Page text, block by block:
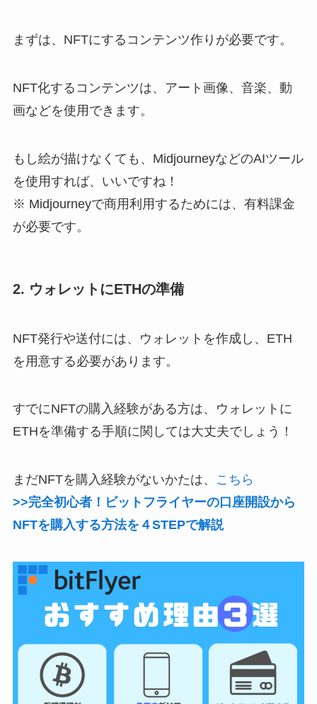
まずは、NFTにするコンテンツ作りが必要です。
NFT化するコンテンツは、アート画像、音楽、動
画などを使用できます。
もし絵が描けなくても、MidjourneyなどのAIツール
を使用すれば、いいですね！
※ Midjourneyで商用利用するためには、有料課金
が必要です。
2. ウォレットにETHの準備
NFT発行や送付には、ウォレットを作成し、ETH
を用意する必要があります。
すでにNFTの購入経験がある方は、ウォレットに
ETHを準備する手順に関しては大丈夫でしょう！
まだNFTを購入経験がないかたは、
こちら
>>完全初心者！ビットフライヤーの口座開設から
NFTを購入する方法を４STEPで解説